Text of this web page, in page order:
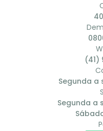
(41)
Segunda a
Segunda a